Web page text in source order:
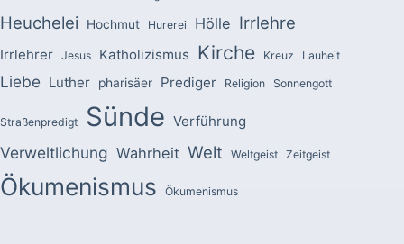
Heuchelei Hochmut Hurerei Hölle Irrlehre
Irrlehrer Jesus Katholizismus Kirche Kreuz Lauheit
Liebe Luther pharisäer Prediger Religion Sonnengott
Straßenpredigt Sünde Verführung
Verweltlichung Wahrheit Welt Weltgeist Zeitgeist
Ökumenismus Ökumenismus